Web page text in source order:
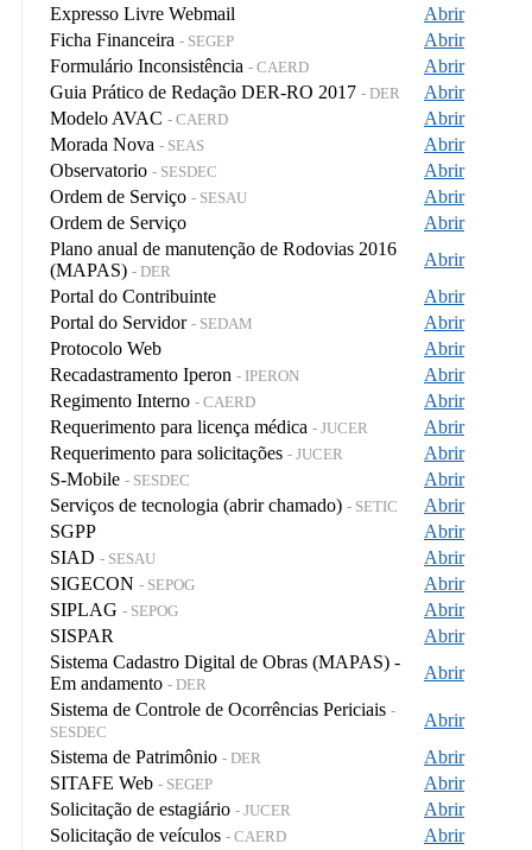
Expresso Livre Webmail
Abrir
Ficha Financeira - SEGEP
Abrir
Formulário Inconsistência - CAERD
Abrir
Guia Prático de Redação DER-RO 2017 - DER
Abrir
Modelo AVAC - CAERD
Abrir
Morada Nova - SEAS
Abrir
Observatorio - SESDEC
Abrir
Ordem de Serviço - SESAU
Abrir
Ordem de Serviço
Abrir
Plano anual de manutenção de Rodovias 2016
(MAPAS) - DER
Abrir
Portal do Contribuinte
Abrir
Portal do Servidor - SEDAM
Abrir
Protocolo Web
Abrir
Recadastramento Iperon - IPERON
Abrir
Regimento Interno - CAERD
Abrir
Requerimento para licença médica - JUCER
Abrir
Requerimento para solicitações - JUCER
Abrir
S-Mobile - SESDEC
Abrir
Serviços de tecnologia (abrir chamado) - SETIC
Abrir
SGPP
Abrir
SIAD - SESAU
Abrir
SIGECON - SEPOG
Abrir
SIPLAG - SEPOG
Abrir
SISPAR
Abrir
Sistema Cadastro Digital de Obras (MAPAS) -
Em andamento - DER
Abrir
Sistema de Controle de Ocorrências Periciais -
SESDEC
Abrir
Sistema de Patrimônio - DER
Abrir
SITAFE Web - SEGEP
Abrir
Solicitação de estagiário - JUCER
Abrir
Solicitação de veículos - CAERD
Abrir